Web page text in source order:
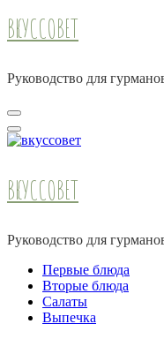
ВКУССОВЕТ
Руководство для
ВКУССОВЕТ
Руководство для
Первые блюда
Вторые блюда
Салаты
Выпечка